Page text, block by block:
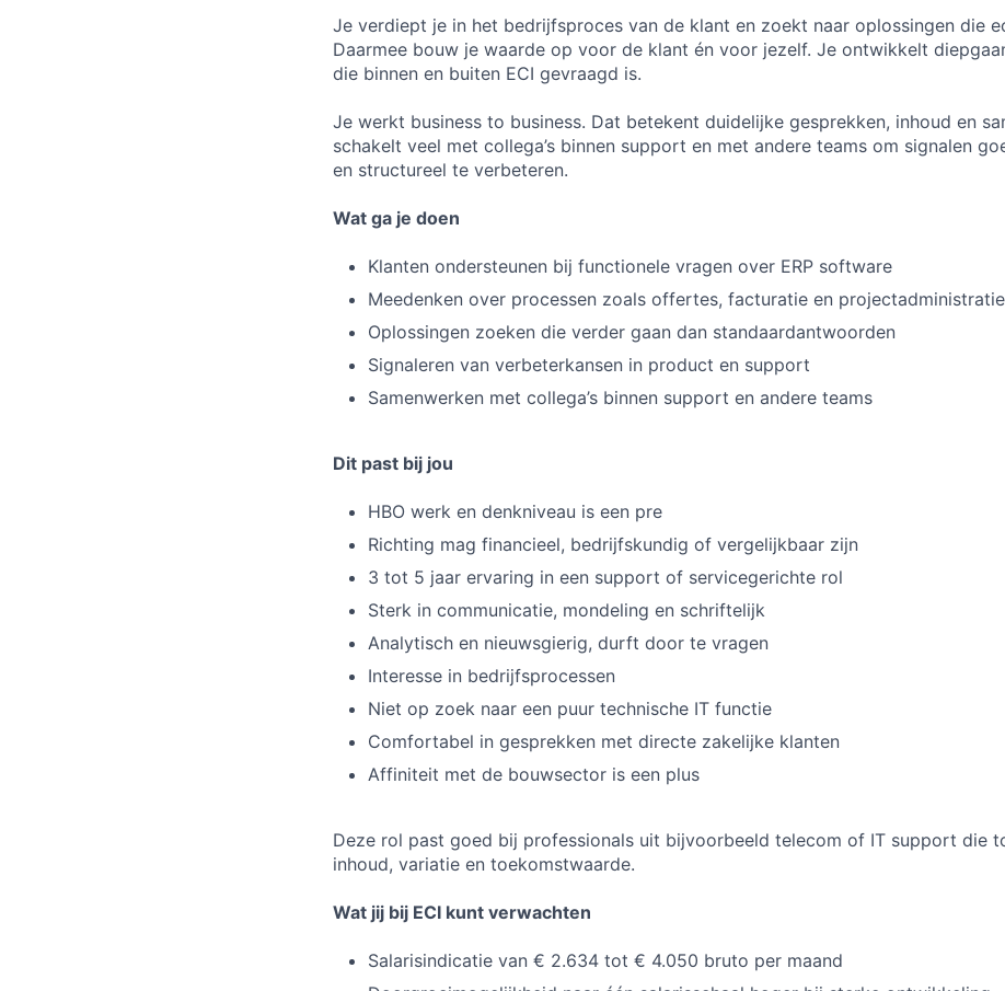
Je verdiept je in het bedrijfsproces van de klant en zoekt naar oplossingen die
Daarmee bouw je waarde op voor de klant én voor jezelf. Je ontwikkelt
die binnen en buiten ECI gevraagd is.
Je werkt business to business. Dat betekent duidelijke gesprekken, inhoud en
schakelt veel met collega’s binnen support en met andere teams om signalen
en structureel te verbeteren.
Wat ga je doen
Klanten ondersteunen bij functionele vragen over ERP software
Meedenken over processen zoals offertes, facturatie en projectadministratie
Oplossingen zoeken die verder gaan dan standaardantwoorden
Signaleren van verbeterkansen in product en support
Samenwerken met collega’s binnen support en andere teams
Dit past bij jou
HBO werk en denkniveau is een pre
Richting mag financieel, bedrijfskundig of vergelijkbaar zijn
3 tot 5 jaar ervaring in een support of servicegerichte rol
Sterk in communicatie, mondeling en schriftelijk
Analytisch en nieuwsgierig, durft door te vragen
Interesse in bedrijfsprocessen
Niet op zoek naar een puur technische IT functie
Comfortabel in gesprekken met directe zakelijke klanten
Affiniteit met de bouwsector is een plus
Deze rol past goed bij professionals uit bijvoorbeeld telecom of IT support die
inhoud, variatie en toekomstwaarde.
Wat jij bij ECI kunt verwachten
Salarisindicatie van € 2.634 tot € 4.050 bruto per maand